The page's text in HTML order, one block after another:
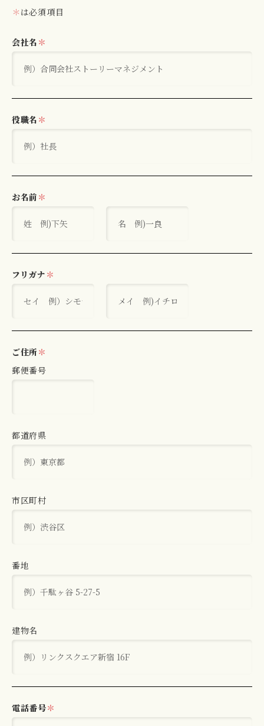
＊ は必須項目
会社名 ＊
役職名 ＊
お名前 ＊
フリガナ ＊
ご住所＊
郵便番号
都道府県
市区町村
番地
建物名
電話番号＊